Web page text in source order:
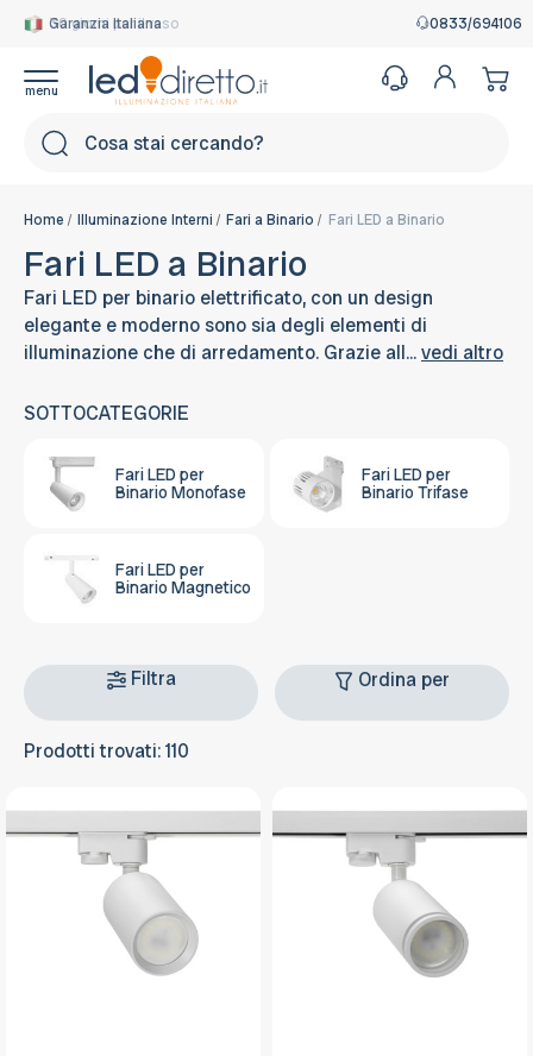
Garanzia Italiana 0833/694106
Home Illuminazione Interni Fari a Binario Fari LED a Binario
Fari LED a Binario
Fari LED per binario elettrificato, con un design
elegante e moderno sono sia degli elementi di
illuminazione che di arredamento. Grazie all...vedi altro
SOTTOCATEGORIE
Fari LED per
Binario Monofase
Fari LED per
Binario Trifase
Fari LED per
Binario Magnetico
Filtra Ordina per
Prodotti trovati: 110